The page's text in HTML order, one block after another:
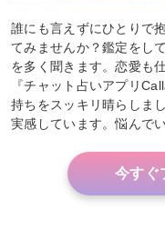
誰にも言えずにひとりで
てみませんか？鑑定をし
を多く聞きます。恋愛も
『チャット占いアプリ
持ちをスッキリ晴らしま
実感しています。悩んで
今すぐ